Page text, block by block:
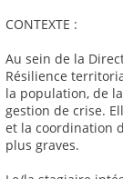
CONTEXTE :
Au sein de la
Résilience
la population, de
gestion de crise.
et la coordination
plus graves.